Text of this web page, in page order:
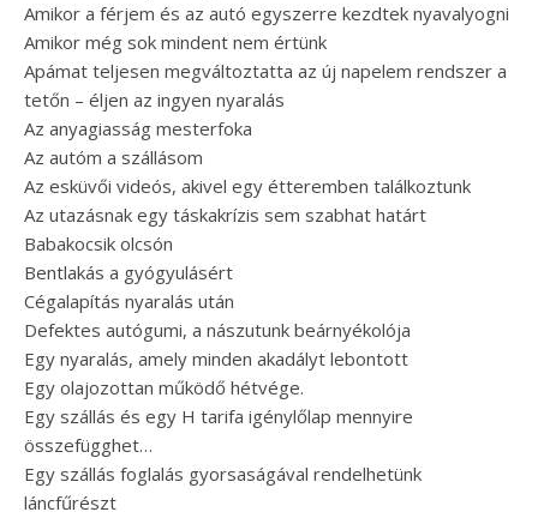
Amikor a férjem és az autó egyszerre kezdtek nyavalyogni
Amikor még sok mindent nem értünk
Apámat teljesen megváltoztatta az új napelem rendszer a
tetőn – éljen az ingyen nyaralás
Az anyagiasság mesterfoka
Az autóm a szállásom
Az esküvői videós, akivel egy étteremben találkoztunk
Az utazásnak egy táskakrízis sem szabhat határt
Babakocsik olcsón
Bentlakás a gyógyulásért
Cégalapítás nyaralás után
Defektes autógumi, a nászutunk beárnyékolója
Egy nyaralás, amely minden akadályt lebontott
Egy olajozottan működő hétvége.
Egy szállás és egy H tarifa igénylőlap mennyire
összefügghet…
Egy szállás foglalás gyorsaságával rendelhetünk
láncfűrészt